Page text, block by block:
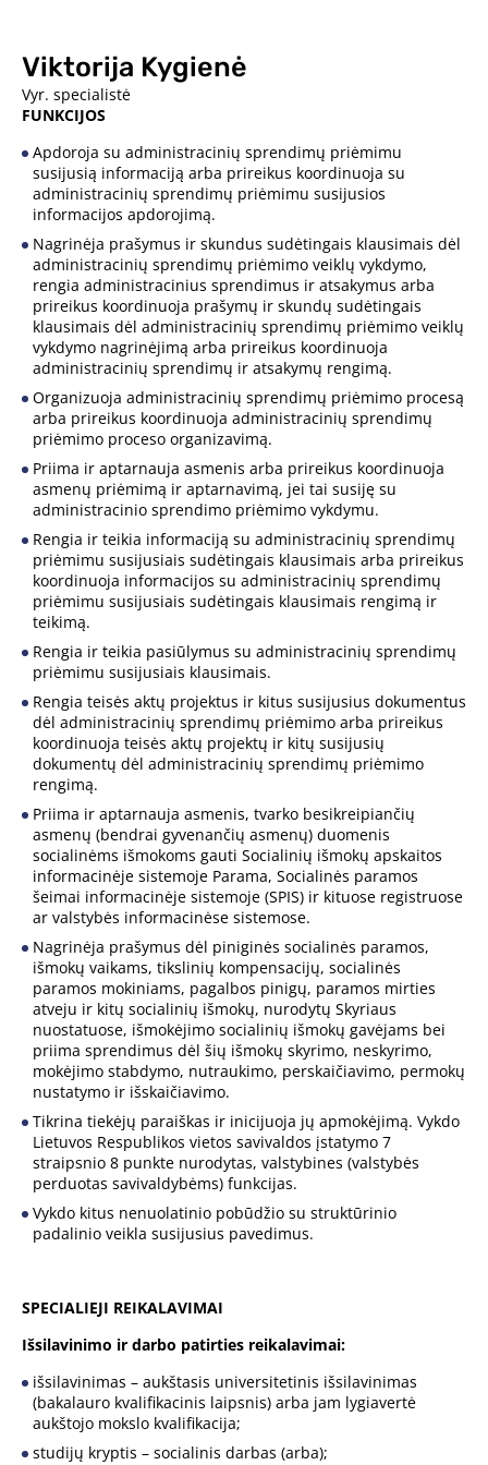
Viktorija Kygienė
Vyr. specialistė
FUNKCIJOS
Apdoroja su administracinių sprendimų priėmimu
susijusią informaciją arba prireikus koordinuoja su
administracinių sprendimų priėmimu susijusios
informacijos apdorojimą.
Nagrinėja prašymus ir skundus sudėtingais klausimais dėl
administracinių sprendimų priėmimo veiklų vykdymo,
rengia administracinius sprendimus ir atsakymus arba
prireikus koordinuoja prašymų ir skundų sudėtingais
klausimais dėl administracinių sprendimų priėmimo veiklų
vykdymo nagrinėjimą arba prireikus koordinuoja
administracinių sprendimų ir atsakymų rengimą.
Organizuoja administracinių sprendimų priėmimo procesą
arba prireikus koordinuoja administracinių sprendimų
priėmimo proceso organizavimą.
Priima ir aptarnauja asmenis arba prireikus koordinuoja
asmenų priėmimą ir aptarnavimą, jei tai susiję su
administracinio sprendimo priėmimo vykdymu.
Rengia ir teikia informaciją su administracinių sprendimų
priėmimu susijusiais sudėtingais klausimais arba prireikus
koordinuoja informacijos su administracinių sprendimų
priėmimu susijusiais sudėtingais klausimais rengimą ir
teikimą.
Rengia ir teikia pasiūlymus su administracinių sprendimų
priėmimu susijusiais klausimais.
Rengia teisės aktų projektus ir kitus susijusius dokumentus
dėl administracinių sprendimų priėmimo arba prireikus
koordinuoja teisės aktų projektų ir kitų susijusių
dokumentų dėl administracinių sprendimų priėmimo
rengimą.
Priima ir aptarnauja asmenis, tvarko besikreipiančių
asmenų (bendrai gyvenančių asmenų) duomenis
socialinėms išmokoms gauti Socialinių išmokų apskaitos
informacinėje sistemoje Parama, Socialinės paramos
šeimai informacinėje sistemoje (SPIS) ir kituose registruose
ar valstybės informacinėse sistemose.
Nagrinėja prašymus dėl piniginės socialinės paramos,
išmokų vaikams, tikslinių kompensacijų, socialinės
paramos mokiniams, pagalbos pinigų, paramos mirties
atveju ir kitų socialinių išmokų, nurodytų Skyriaus
nuostatuose, išmokėjimo socialinių išmokų gavėjams bei
priima sprendimus dėl šių išmokų skyrimo, neskyrimo,
mokėjimo stabdymo, nutraukimo, perskaičiavimo, permokų
nustatymo ir išskaičiavimo.
Tikrina tiekėjų paraiškas ir inicijuoja jų apmokėjimą. Vykdo
Lietuvos Respublikos vietos savivaldos įstatymo 7
straipsnio 8 punkte nurodytas, valstybines (valstybės
perduotas savivaldybėms) funkcijas.
Vykdo kitus nenuolatinio pobūdžio su struktūrinio
padalinio veikla susijusius pavedimus.
SPECIALIEJI REIKALAVIMAI
Išsilavinimo ir darbo patirties reikalavimai:
išsilavinimas – aukštasis universitetinis išsilavinimas
(bakalauro kvalifikacinis laipsnis) arba jam lygiavertė
aukštojo mokslo kvalifikacija;
studijų kryptis – socialinis darbas (arba);